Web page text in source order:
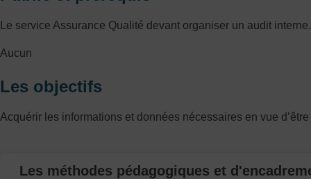
Le service Assurance Qualité devant organiser un audit
Aucun
Les objectifs
Acquérir les informations et données nécessaires en vue
Les méthodes pédagogiques et